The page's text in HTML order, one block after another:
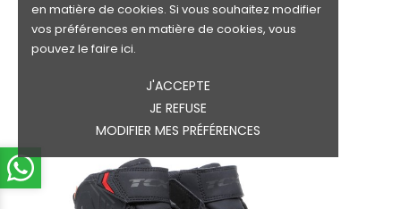
en matière de cookies. Si vous souhaitez modifier
vos préférences en matière de cookies, vous
pouvez le faire ici.
J'ACCEPTE
JE REFUSE
MODIFIER MES PRÉFÉRENCES